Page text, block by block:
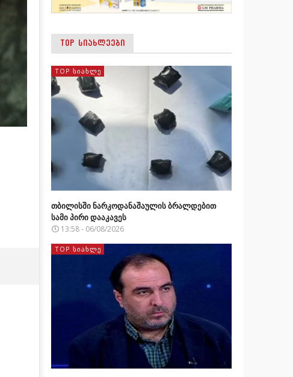
TOP ᲡᲘᲐᲮᲚᲔᲔᲑᲘ
TOP ᲡᲘᲐᲮᲚᲔ
თბილისში ნარკოდანაშაულის ბრალდებით
სამი პირი დააკავეს
13:58 - 06/08/2026
TOP ᲡᲘᲐᲮᲚᲔ